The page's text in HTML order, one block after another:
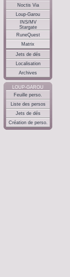
Noctis Via
Loup-Garou
INS/MV
Stargate
RuneQuest
Matrix
Jets de dés
Localisation
Archives
LOUP-GAROU
Feuille perso.
Liste des persos
Jets de dés
Création de perso.